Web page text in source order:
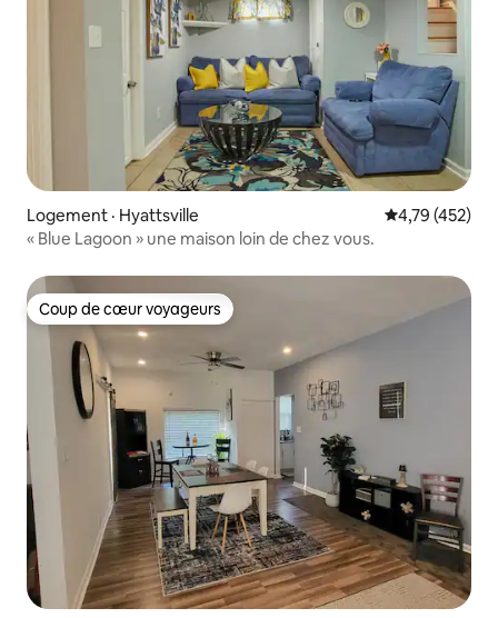
Logement · Hyattsville Note
4,79 (452)
« Blue Lagoon » une maison loin de chez vous.
Coup de cœur voyageurs
Coup de cœur voyageurs